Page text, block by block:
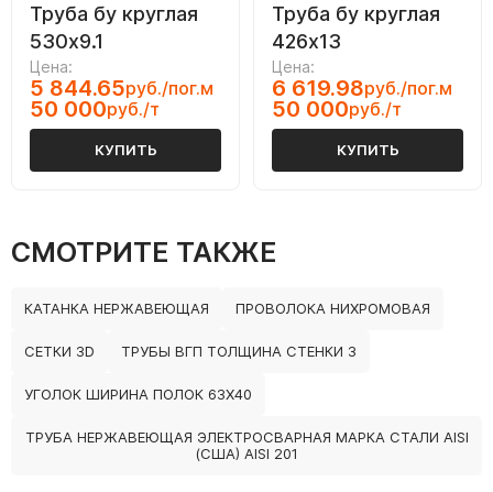
Труба бу круглая
530х9.1
Цена:
5 844.65руб./пог.м
50 000руб./т
КУПИТЬ
Труба бу круглая
426х13
Цена:
6 619.98руб./пог.м
50 000руб./т
КУПИТЬ
СМОТРИТЕ ТАКЖЕ
КАТАНКА НЕРЖАВЕЮЩАЯ ПРОВОЛОКА НИХРОМОВАЯ
СЕТКИ 3D ТРУБЫ ВГП ТОЛЩИНА СТЕНКИ 3
УГОЛОК ШИРИНА ПОЛОК 63Х40
ТРУБА НЕРЖАВЕЮЩАЯ ЭЛЕКТРОСВАРНАЯ МАРКА СТАЛИ AISI
(США) AISI 201